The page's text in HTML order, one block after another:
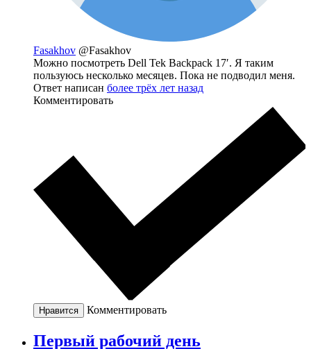
Fasakhov @Fasakhov
Можно посмотреть Dell Tek Backpack 17′. Я таким
пользуюсь несколько месяцев. Пока не подводил меня.
Ответ написан более трёх лет назад
Комментировать
Нравится Комментировать
Первый рабочий день